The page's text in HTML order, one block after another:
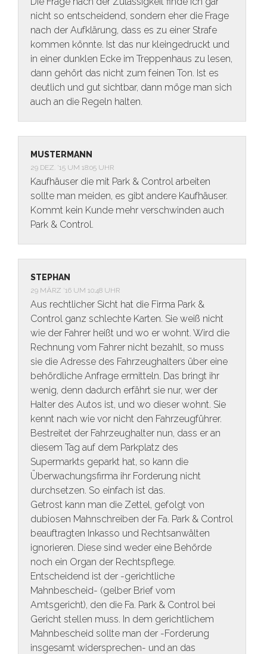
nicht so entscheidend, sondern eher die Frage
nach der Aufklärung, dass es zu einer Strafe
kommen könnte. Ist das nur kleingedruckt und
in einer dunklen Ecke im Treppenhaus zu lesen,
dann gehört das nicht zum feinen Ton. Ist es
deutlich und gut sichtbar, dann möge man sich
auch an die Regeln halten.
MUSTERMANN
29 DEZ. ’15 UM 18:05 UHR
Kaufhäuser die mit Park & Control arbeiten
sollte man meiden, es gibt andere Kaufhäuser.
Kommt kein Kunde mehr verschwinden auch
Park & Control.
STEPHAN
29 MÄRZ ’16 UM 10:48 UHR
Aus rechtlicher Sicht hat die Firma Park &
Control ganz schlechte Karten. Sie weiß nicht
wie der Fahrer heißt und wo er wohnt. Wird die
Rechnung vom Fahrer nicht bezahlt, so muss
sie die Adresse des Fahrzeughalters über eine
behördliche Anfrage ermitteln. Das bringt ihr
wenig, denn dadurch erfährt sie nur, wer der
Halter des Autos ist, und wo dieser wohnt. Sie
kennt nach wie vor nicht den Fahrzeugführer.
Bestreitet der Fahrzeughalter nun, dass er an
diesem Tag auf dem Parkplatz des
Supermarkts geparkt hat, so kann die
Überwachungsfirma ihr Forderung nicht
durchsetzen. So einfach ist das.
Getrost kann man die Zettel, gefolgt von
dubiosen Mahnschreiben der Fa. Park & Control
beauftragten Inkasso und Rechtsanwälten
ignorieren. Diese sind weder eine Behörde
noch ein Organ der Rechtspflege.
Entscheidend ist der -gerichtliche
Mahnbescheid- (gelber Brief vom
Amtsgericht), den die Fa. Park & Control bei
Gericht stellen muss. In dem gerichtlichem
Mahnbescheid sollte man der -Forderung
insgesamt widersprechen- und an das